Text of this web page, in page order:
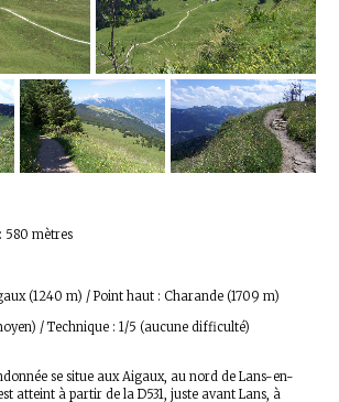
580 mètres
(1240 m) / Point haut : Charande (1709 m)
/ Technique : 1/5 (aucune difficulté)
se situe aux Aigaux, au nord de Lans-en-
atteint à partir de la D531, juste avant Lans, à